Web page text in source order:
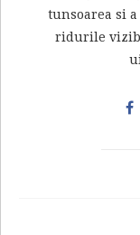
tunsoarea si
ridurile